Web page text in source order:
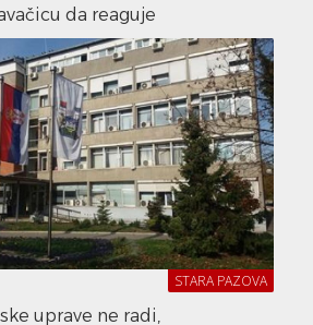
da reaguje
STARA PAZOVA
uprave ne radi,